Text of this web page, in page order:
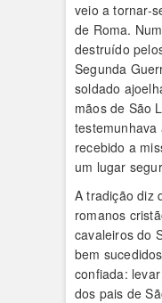
veio a tornar-
de Roma.
destruído
Segunda
soldado
mãos de São
testemunhava
recebido a
um lugar
A tradição diz
romanos
cavaleiros do
bem
confiada:
dos pais de